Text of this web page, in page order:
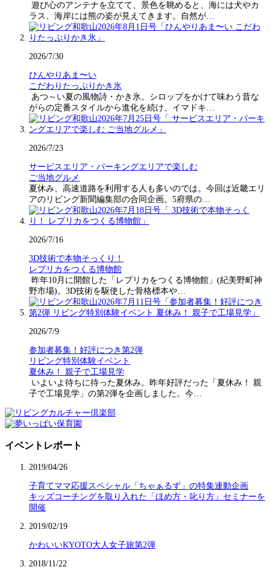
遊び心のアンテナを立てて、景色を眺めると、海には犬やカ
ラス、海岸には熊の姿が見えてきます。自然が…
2026/7/30
ひんやりあま〜い
こだわりたっぷりかき氷
あつ～い夏の風物詩・かき氷。シロップをかけて味わう昔な
がらの定番スタイルから進化を続け、イマドキ…
2026/7/23
サービスエリア・パーキングエリアで楽しむ
ご当地グルメ
夏休み、高速道路を利用する人も多いのでは。今回は近畿エリ
アのリビング新聞編集部の合同企画。5府県の…
2026/7/16
3D技術で本物そっくり！
レプリカをつくる博物館
昨年10月に開館した「レプリカをつくる博物館」(紀美野町神
野市場)。3D技術を駆使した骨格標本や…
2026/7/9
参加者募集！好評につき第2弾
リビング特別体験イベント
夏休み！ 親子で工場見学
いよいよ待ちに待った夏休み。昨年好評だった「夏休み！ 親
子で工場見学」の第2弾を企画しました。今…
イベントレポート
2019/04/26
子育てママ応援スペシャル「ちゃぁるず」の特集連動企画
キッズコーチングを取り入れた「ほめ方・叱り方」セミナーを
開催
2019/02/19
かわいいKYOTO大人女子旅第2弾
2018/11/22